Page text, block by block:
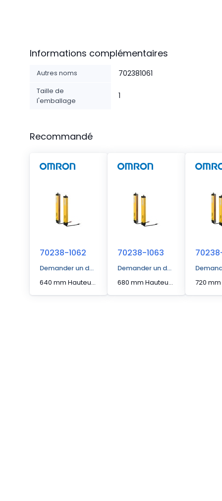
Informations complémentaires
Autres noms 702381061
Taille de
l'emballage
1
Recommandé
70238-1062
Demander un devis
640 mm Hauteur protégée Barrière immatérielle à segments en cascade
70238-1063
Demander un devis
680 mm Hauteur protégée Barrière immatérielle à segments en cascade